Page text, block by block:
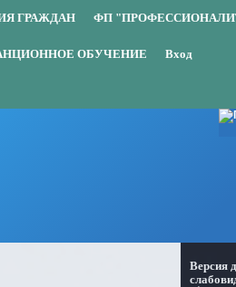
ГРАЖДАН ФП
ОБУЧЕНИЕ Вход
Версия